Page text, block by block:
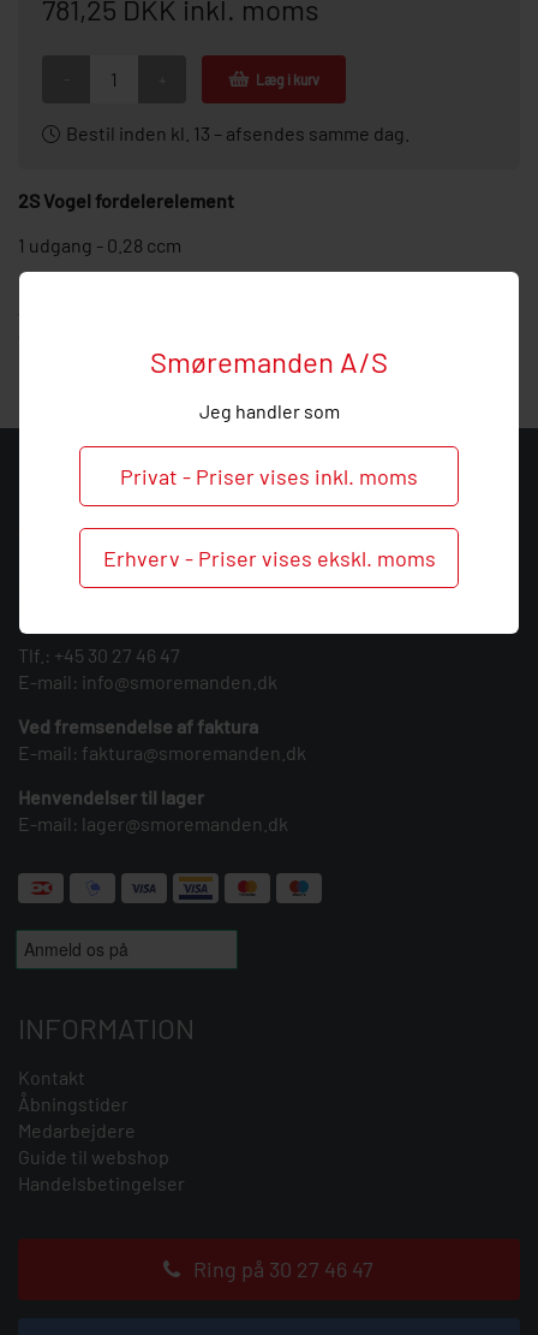
Smøremanden A/S
Jeg handler som
Privat - Priser vises inkl. moms
Erhverv - Priser vises ekskl. moms
781,25 DKK inkl. moms
Læg i kurv
Bestil inden kl. 13 – afsendes samme dag.
2S Vogel fordelerelement
1 udgang - 0.28 ccm
KONTAKT
Smøremanden A/S
CVR: 39683717
Søndergården 3
Tlf.: +45 30 27 46 47
E-mail: info@smoremanden.dk
Ved fremsendelse af faktura
E-mail: faktura@smoremanden.dk
Henvendelser til lager
E-mail: lager@smoremanden.dk
INFORMATION
Kontakt
Åbningstider
Medarbejdere
Guide til webshop
Handelsbetingelser
Ring på 30 27 46 47